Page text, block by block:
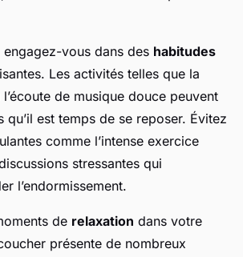
vous dans des habitudes
Les activités telles que la
de musique douce peuvent
qu’il est temps de se reposer. Évitez
comme l’intense exercice
stressantes qui
l’endormissement.
de relaxation dans votre
présente de nombreux